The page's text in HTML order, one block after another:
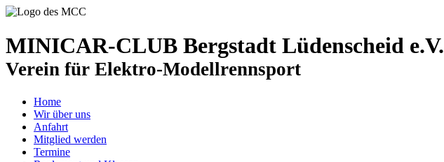
MINICAR-CLUB Bergstadt Lüdenscheid e.V.
Verein für Elektro-Modellrennsport
Home
Wir über uns
Anfahrt
Mitglied werden
Termine